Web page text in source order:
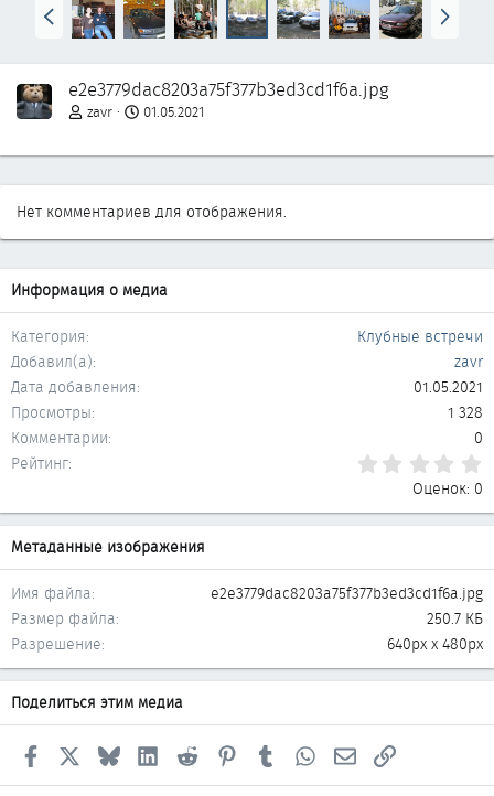
Н
а
а
д
В
п
р
e2e3779dac8203a75f377b3ed3cd1f6a.jpg
zavr 01.05.2021
Нет комментариев для отображения.
Информация о медиа
Категория
Клубные встречи
Добавил(а)
zavr
Дата добавления
01.05.2021
Просмотры
1 328
Комментарии
0
Рейтинг
Оценок: 0
Метаданные изображения
Имя файла
e2e3779dac8203a75f377b3ed3cd1f6a.jpg
Размер файла
250.7 КБ
Разрешение
640px x 480px
Поделиться этим медиа
Facebook Bluesky LinkedInReddit PinterestTumblr WhatsAppЭлектронная почта
Ссылка